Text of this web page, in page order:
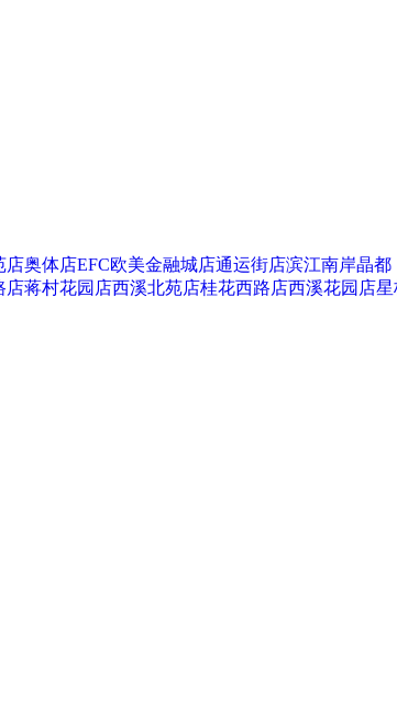
店奥体店EFC欧美金融城店通运街店滨江南岸晶都
店蒋村花园店西溪北苑店桂花西路店西溪花园店星